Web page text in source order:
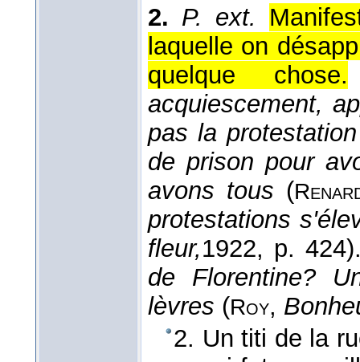
2. P. ext.
laquelle on
quelque chose.
acquiescement,
pas la
de prison pour
avons tous (
protestations
fleur,1922, p.
de Florentine?
lèvres (Roy,
2. Un titi de la